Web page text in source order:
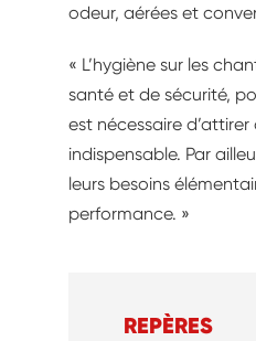
odeur, aérées et
« L’hygiène sur les
santé et de sécurité,
est nécessaire
indispensable. Par
leurs besoins
performance. »
REPÈRES